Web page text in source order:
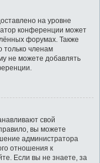
на уровне
конференции может
форумах. Также
только членам
не можете добавлять
свой
вы можете
администратора
отношения к
Если вы не знаете, за